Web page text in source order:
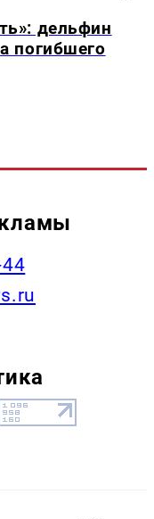
дельфин
погибшего